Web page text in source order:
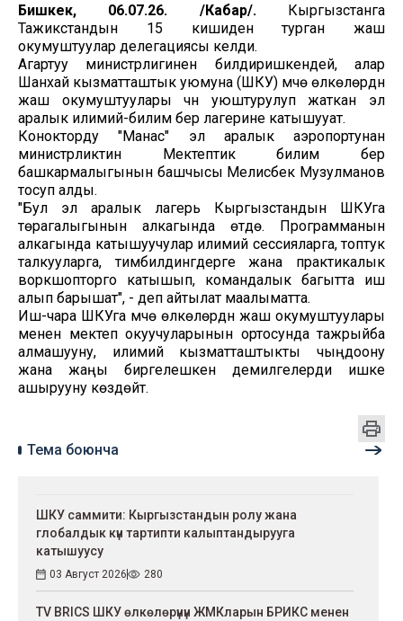
Бишкек, 06.07.26. /Кабар/. Кыргызстанга
Тажикстандын 15 кишиден турган жаш
окумуштуулар делегациясы келди.
Агартуу министрлигинен билдиришкендей, алар
Шанхай кызматташтык уюмуна (ШКУ) мүчө өлкөлөрдүн
жаш окумуштуулары үчүн уюштурулуп жаткан эл
аралык илимий-билим берүү лагерине катышууат.
Конокторду "Манас" эл аралык аэропортунан
министрликтин Мектептик билим берүү
башкармалыгынын башчысы Мелисбек Музулманов
тосуп алды.
"Бул эл аралык лагерь Кыргызстандын ШКУга
төрагалыгынын алкагында өтүүдө. Программанын
алкагында катышуучулар илимий сессияларга, топтук
талкууларга, тимбилдингдерге жана практикалык
воркшопторго катышып, командалык багытта иш
алып барышат", - деп айтылат маалыматта.
Иш-чара ШКУга мүчө өлкөлөрдүн жаш окумуштуулары
менен мектеп окуучуларынын ортосунда тажрыйба
алмашууну, илимий кызматташтыкты чыңдоону
жана жаңы биргелешкен демилгелерди ишке
ашырууну көздөйт.
Тема боюнча
ШКУ саммити: Кыргызстандын ролу жана
глобалдык күн тартипти калыптандырууга
катышуусу
03 Август 2026 280
TV BRICS ШКУ өлкөлөрүнүн ЖМКларын БРИКС менен